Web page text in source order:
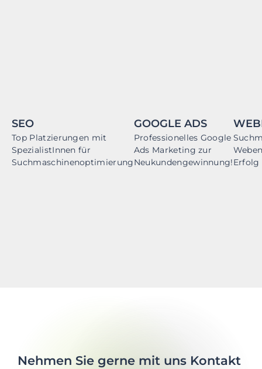
SEO
Top Platzierungen mit
SpezialistInnen für
Suchmaschinenoptimierung
GOOGLE ADS
Professionelles Google
Ads Marketing zur
Neukundengewinnung!Erfolg
Nehmen Sie gerne mit uns Kontakt